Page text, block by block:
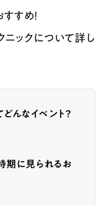
すめ！​
ニックについて詳し
んなイベント？
期に見られるお